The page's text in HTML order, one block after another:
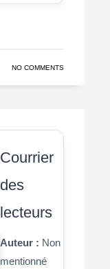
NO COMMENTS
Courrier
des
lecteurs
Auteur : Non
mentionné